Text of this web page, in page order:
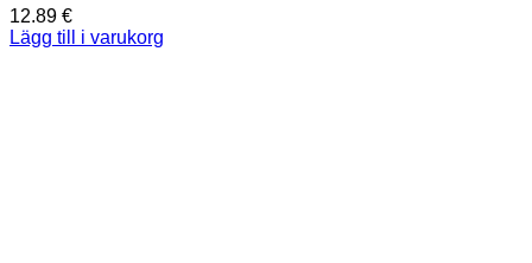
12.89 €
Lägg till i varukorg